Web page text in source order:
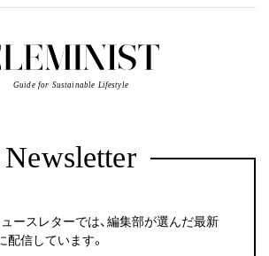
Guide for Sustainable Lifestyle
Newsletter
ースレターでは、編集部が選んだ最新
配信しています。